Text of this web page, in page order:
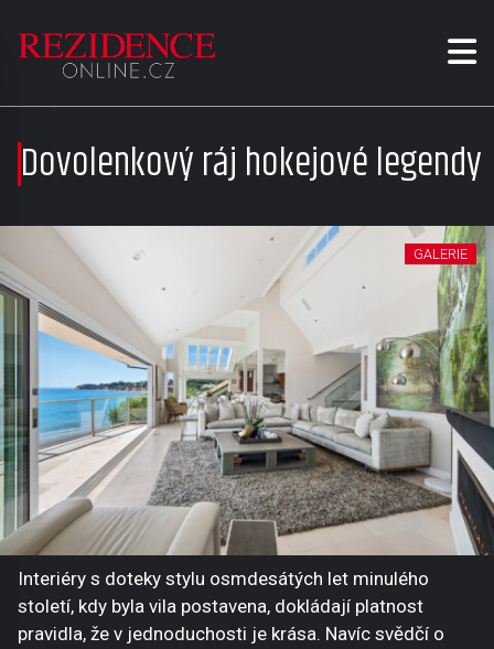
Dovolenkový ráj hokejové legendy
GALERIE
Interiéry s doteky stylu osmdesátých let minulého
století, kdy byla vila postavena, dokládají platnost
pravidla, že v jednoduchosti je krása. Navíc svědčí o